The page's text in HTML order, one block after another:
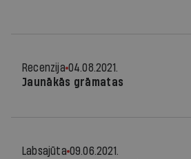
Recenzija 04.08.2021.
Jaunākās grāmatas
Labsajūta 09.06.2021.